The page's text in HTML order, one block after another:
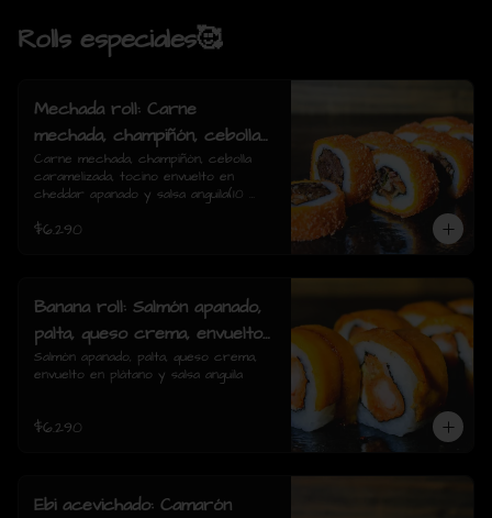
Rolls especiales🥰
Mechada roll: Carne
mechada, champiñón, cebolla
caramelizada, tocino envuelto
en cheddar apanado y salsa
Carne mechada, champiñón, cebolla
caramelizada, tocino envuelto en
cheddar apanado y salsa anguila(10
$6.290
Banana roll: Salmón apanado,
palta, queso crema, envuelto
en plátano y salsa anguila(10
rolls)
Salmón apanado, palta, queso crema,
envuelto en plátano y salsa anguila
$6.290
Ebi acevichado: Camarón